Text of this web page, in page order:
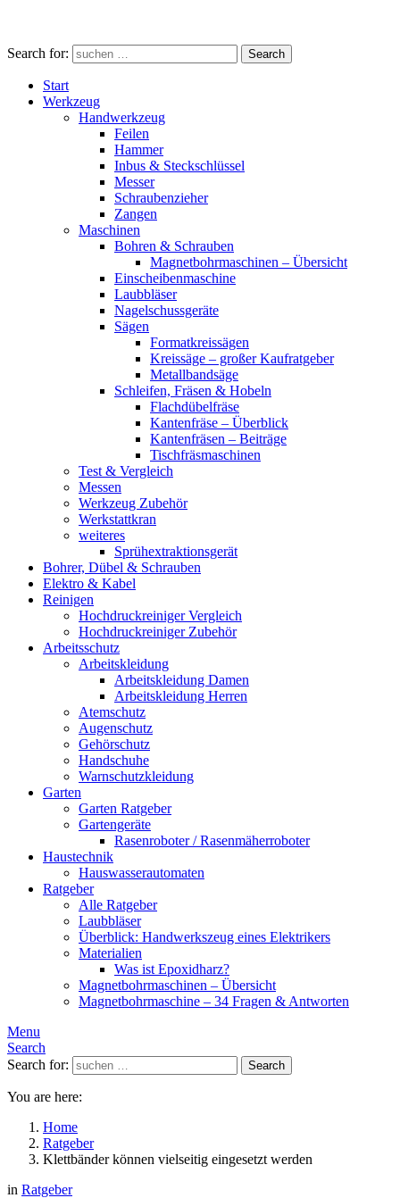
Search for: Search
Start
Werkzeug
Handwerkzeug
Feilen
Hammer
Inbus & Steckschlüssel
Messer
Schraubenzieher
Zangen
Maschinen
Bohren & Schrauben
Magnetbohrmaschinen – Übersicht
Einscheibenmaschine
Laubbläser
Nagelschussgeräte
Sägen
Formatkreissägen
Kreissäge – großer Kaufratgeber
Metallbandsäge
Schleifen, Fräsen & Hobeln
Flachdübelfräse
Kantenfräse – Überblick
Kantenfräsen – Beiträge
Tischfräsmaschinen
Test & Vergleich
Messen
Werkzeug Zubehör
Werkstattkran
weiteres
Sprühextraktionsgerät
Bohrer, Dübel & Schrauben
Elektro & Kabel
Reinigen
Hochdruckreiniger Vergleich
Hochdruckreiniger Zubehör
Arbeitsschutz
Arbeitskleidung
Arbeitskleidung Damen
Arbeitskleidung Herren
Atemschutz
Augenschutz
Gehörschutz
Handschuhe
Warnschutzkleidung
Garten
Garten Ratgeber
Gartengeräte
Rasenroboter / Rasenmäherroboter
Haustechnik
Hauswasserautomaten
Ratgeber
Alle Ratgeber
Laubbläser
Überblick: Handwerkszeug eines Elektrikers
Materialien
Was ist Epoxidharz?
Magnetbohrmaschinen – Übersicht
Magnetbohrmaschine – 34 Fragen & Antworten
Menu
Search
Search for:
Search
You are here:
Home
Ratgeber
Klettbänder können vielseitig eingesetzt werden
in Ratgeber